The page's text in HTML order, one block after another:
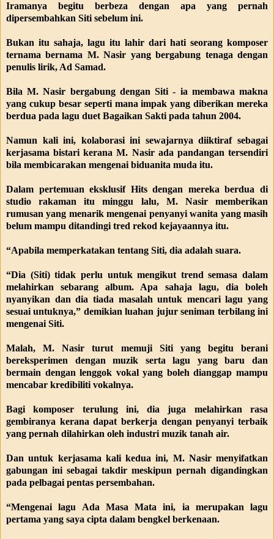
Iramanya begitu berbeza dengan apa yang pernah
dipersembahkan Siti sebelum ini.
Bukan itu sahaja, lagu itu lahir dari hati seorang komposer
ternama bernama M. Nasir yang bergabung tenaga dengan
penulis lirik, Ad Samad.
Bila M. Nasir bergabung dengan Siti - ia membawa makna
yang cukup besar seperti mana impak yang diberikan mereka
berdua pada lagu duet Bagaikan Sakti pada tahun 2004.
Namun kali ini, kolaborasi ini sewajarnya diiktiraf sebagai
kerjasama bistari kerana M. Nasir ada pandangan tersendiri
bila membicarakan mengenai biduanita muda itu.
Dalam pertemuan eksklusif Hits dengan mereka berdua di
studio rakaman itu minggu lalu, M. Nasir memberikan
rumusan yang menarik mengenai penyanyi wanita yang masih
belum mampu ditandingi tred rekod kejayaannya itu.
“Apabila memperkatakan tentang Siti, dia adalah suara.
“Dia (Siti) tidak perlu untuk mengikut trend semasa dalam
melahirkan sebarang album. Apa sahaja lagu, dia boleh
nyanyikan dan dia tiada masalah untuk mencari lagu yang
sesuai untuknya,” demikian luahan jujur seniman terbilang ini
mengenai Siti.
Malah, M. Nasir turut memuji Siti yang begitu berani
bereksperimen dengan muzik serta lagu yang baru dan
bermain dengan lenggok vokal yang boleh dianggap mampu
mencabar kredibiliti vokalnya.
Bagi komposer terulung ini, dia juga melahirkan rasa
gembiranya kerana dapat berkerja dengan penyanyi terbaik
yang pernah dilahirkan oleh industri muzik tanah air.
Dan untuk kerjasama kali kedua ini, M. Nasir menyifatkan
gabungan ini sebagai takdir meskipun pernah digandingkan
pada pelbagai pentas persembahan.
“Mengenai lagu Ada Masa Mata ini, ia merupakan lagu
pertama yang saya cipta dalam bengkel berkenaan.